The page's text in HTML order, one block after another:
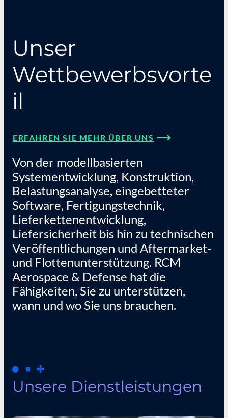
Unser
Wettbewerbsvorte
il
ERFAHREN SIE MEHR ÜBER UNS
Von der modellbasierten
Systementwicklung, Konstruktion,
Belastungsanalyse, eingebetteter
Software, Fertigungstechnik,
Lieferkettenentwicklung,
Liefersicherheit bis hin zu technischen
Veröffentlichungen und Aftermarket-
und Flottenunterstützung. RCM
Aerospace & Defense hat die
Fähigkeiten, Sie zu unterstützen,
wann und wo Sie uns brauchen.
Unsere Dienstleistungen